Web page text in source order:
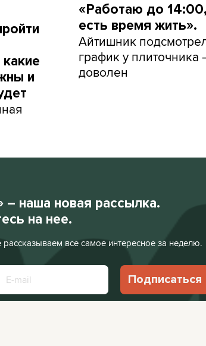
и
«Работаю до
есть время жить».
Айтишник
график у плиточника
доволен
– наша новая рассылка.
на нее.
все самое интересное за неделю.
Подписаться